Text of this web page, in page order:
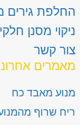
החלפת גירים
ניקוי מסנן
צור קשר
מאמרים
מנוע מאבד כח
ריח שרוף